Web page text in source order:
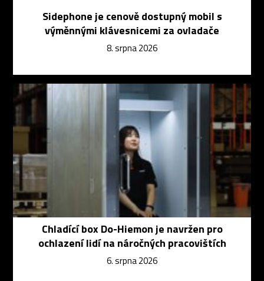
Sidephone je cenově dostupný mobil s
výměnnými klávesnicemi za ovladače
8. srpna 2026
Chladící box Do-Hiemon je navržen pro
ochlazení lidí na náročných pracovištích
6. srpna 2026